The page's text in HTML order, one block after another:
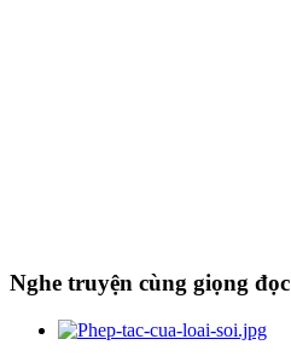
Nghe truyện cùng giọng đọc